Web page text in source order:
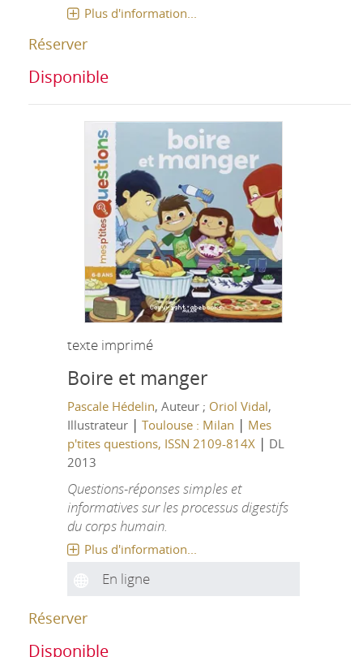
Plus d'information...
Réserver
Disponible
texte imprimé
Boire et manger
Pascale Hédelin, Auteur ; Oriol Vidal,
Illustrateur | Toulouse : Milan | Mes
p'tites questions, ISSN 2109-814X| DL
2013
Questions-réponses simples et
informatives sur les processus digestifs
du corps humain.
Plus d'information...
En ligne
Réserver
Disponible